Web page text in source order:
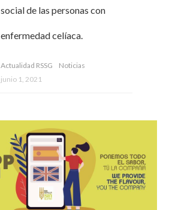
social de las personas con
enfermedad celíaca.
Actualidad RSSG
Noticias
junio 1, 2021